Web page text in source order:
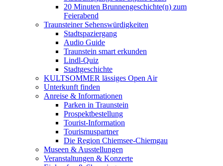
20 Minuten Brunnengeschichte(n) zum
Feierabend
Traunsteiner Sehenswürdigkeiten
Stadtspaziergang
Audio Guide
Traunstein smart erkunden
Lindl-Quiz
Stadtgeschichte
KULTSOMMER lässiges Open Air
Unterkunft finden
Anreise & Informationen
Parken in Traunstein
Prospektbestellung
Tourist-Information
Tourismuspartner
Die Region Chiemsee-Chiemgau
Museen & Ausstellungen
Veranstaltungen & Konzerte